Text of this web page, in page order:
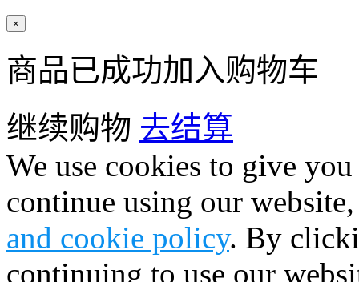
×
商品已成功加入购物车
继续购物 去结算
We use cookies to give
continue using our
and cookie policy. By
continuing to use our